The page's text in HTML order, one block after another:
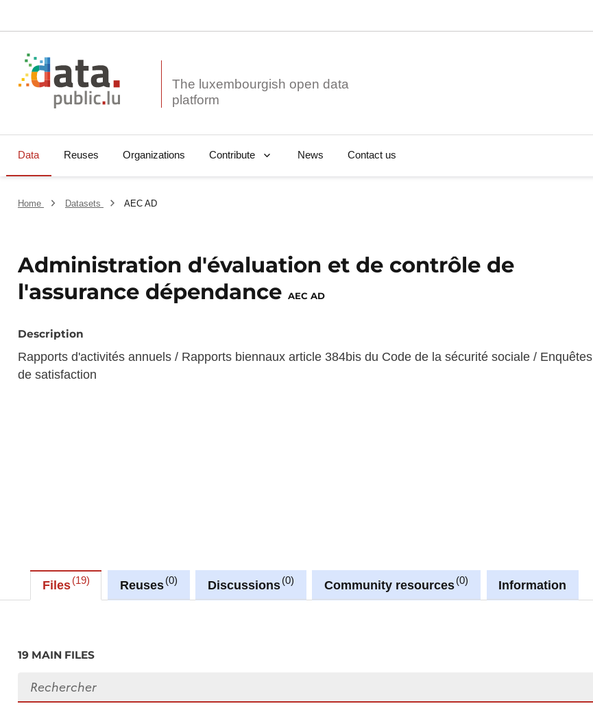
The luxembourgish open data
Data Reuses Organizations Contribute News Contact us
Home Datasets AEC AD
Administration d'évaluation et de contrôle de
l'assurance dépendanceAEC AD
Description
Rapports d'activités annuels / Rapports biennaux article 384bis du Code de la sécurité sociale / Enquêtes
de satisfaction
Files 19 Reuses 0 Discussions 0 Community resources 0 Information
19 MAIN FILES
Search files